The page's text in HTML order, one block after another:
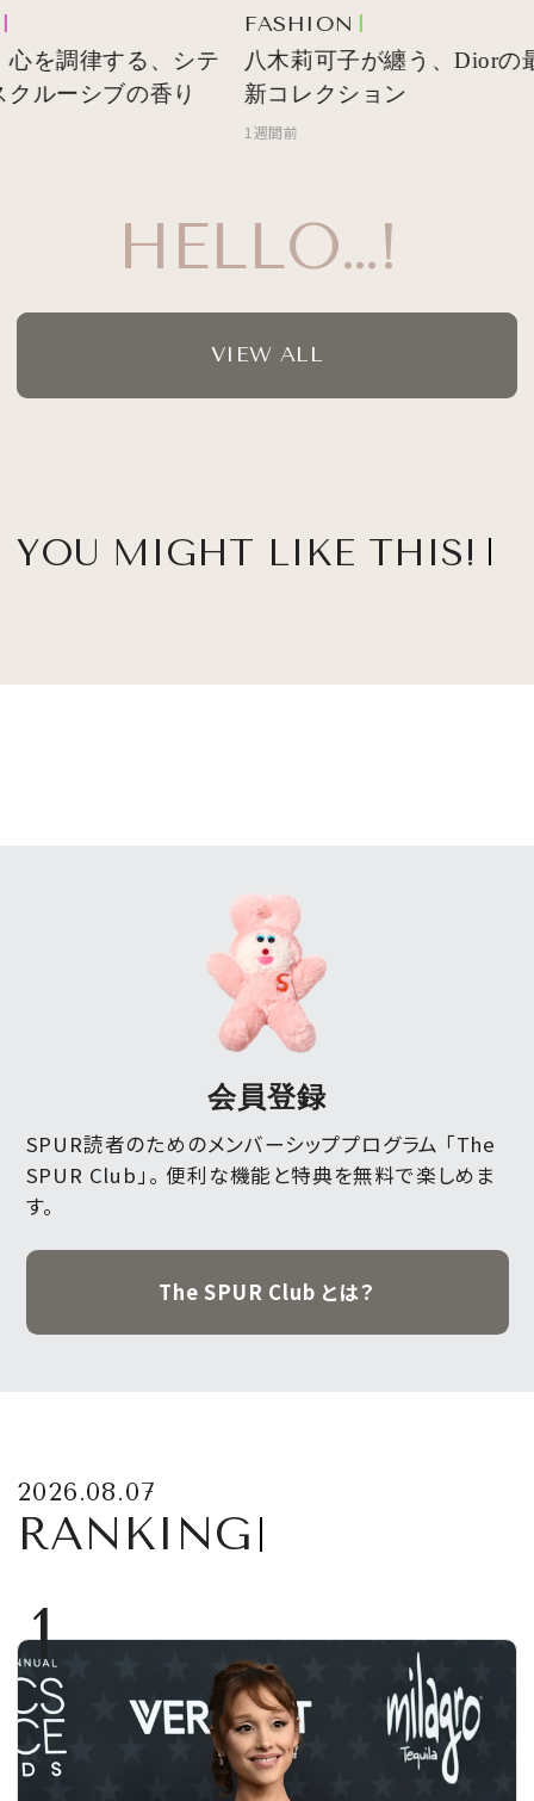
HELLO…!
調律する、シテ
ルーシブの香り
FASHION
八木莉可子が纏う、Diorの最
新コレクション
1週間前
VIEW ALL
YOU MIGHT LIKE THIS!
会員登録
SPUR読者のためのメンバーシッププログラム 「The
SPUR Club」。 便利な機能と特典を無料で楽しめま
す。
The SPUR Club とは？
2026.08.07
RANKING
1